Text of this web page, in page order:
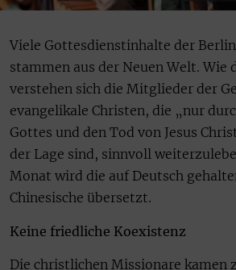
Viele Gottesdienstinhalte der
stammen aus der Neuen Welt. Wie
verstehen sich die Mitglieder der
evangelikale Christen, die „nur
Gottes und den Tod von Jesus
der Lage sind, sinnvoll
Monat wird die auf Deutsch
Chinesische übersetzt.
Keine friedliche Koexistenz
Die christlichen Missionare kamen